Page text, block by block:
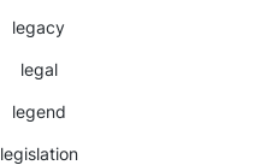
legacy
legal
legend
legislation